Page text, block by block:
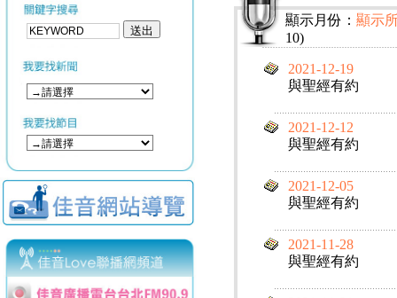
顯示月份： 顯示
10)
2021-12-19
與聖經有約
2021-12-12
與聖經有約
2021-12-05
與聖經有約
2021-11-28
與聖經有約